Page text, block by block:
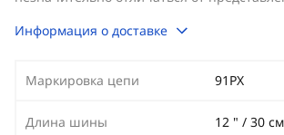
Информация о доставке
Маркировка цепи 91PX
Длина шины 12 " / 30 см